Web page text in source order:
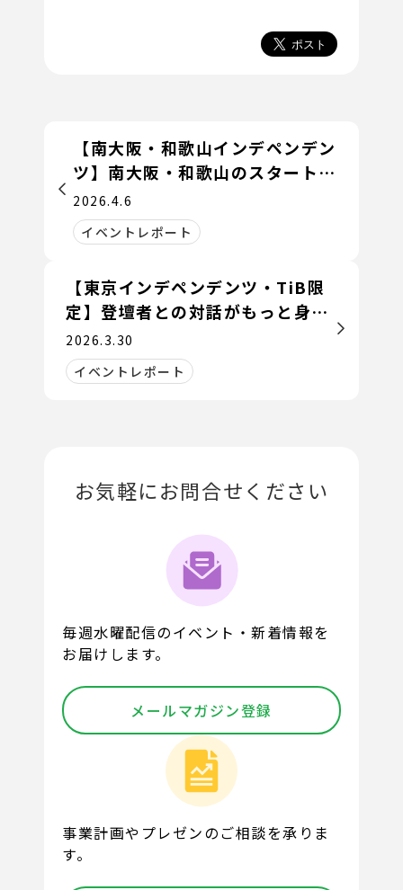
【南大阪・和歌山インデペンデン
ツ】南大阪・和歌山のスタートア
ップ動向について
2026.4.6
イベントレポート
【東京インデペンデンツ・TiB限
定】登壇者との対話がもっと身近
に。専用ブースを新設！
2026.3.30
イベントレポート
お気軽にお問合せください
毎週水曜配信のイベント・新着情報を
お届けします。
メールマガジン登録
事業計画やプレゼンのご相談を承りま
す。